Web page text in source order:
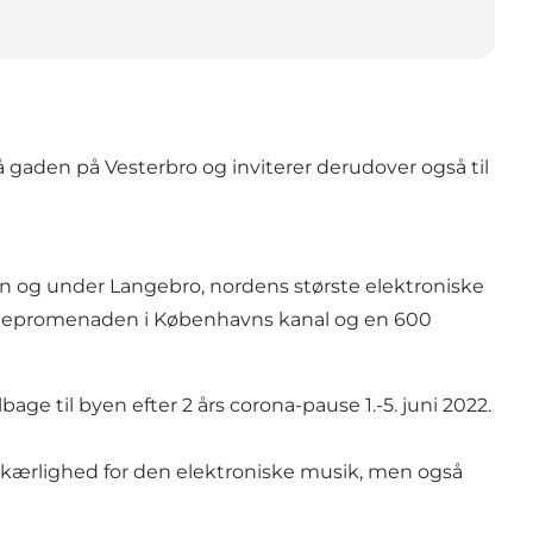
på Vesterbro og inviterer derudover også til
og under Langebro, nordens største elektroniske
i Københavns kanal og en 600
til byen efter 2 års corona-pause 1.-5. juni 2022.
for den elektroniske musik, men også